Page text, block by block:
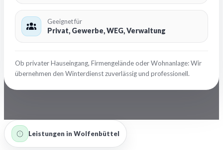
Geeignet für
Privat, Gewerbe, WEG, Verwaltung
Ob privater Hauseingang, Firmengelände oder Wohnanlage: Wir
übernehmen den Winterdienst zuverlässig und professionell.
Leistungen in Wolfenbüttel